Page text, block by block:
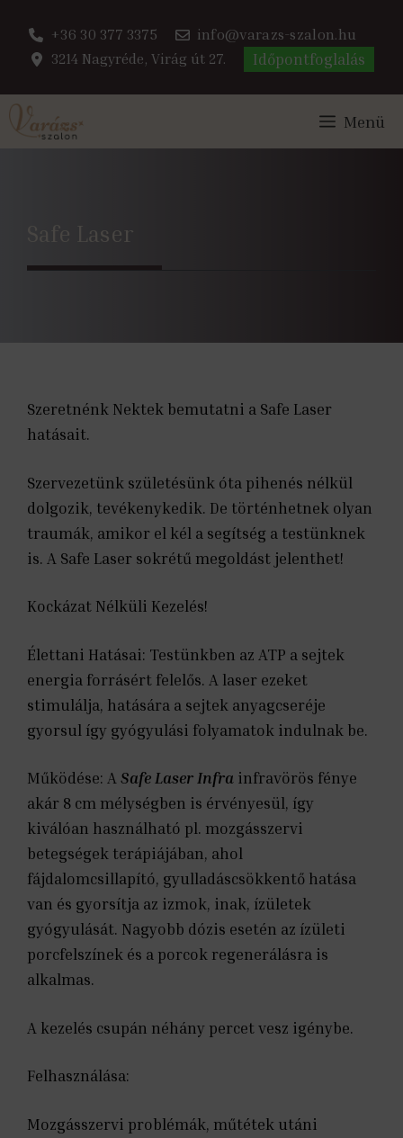
tartalomba
+36 30 377 3375
info@varazs-szalon.hu
3214 Nagyréde, Virág út 27.
Időpontfoglalás
Menü
Safe Laser
Szeretnénk Nektek bemutatni a Safe Laser
hatásait.
Szervezetünk születésünk óta pihenés nélkül
dolgozik, tevékenykedik. De történhetnek olyan
traumák, amikor el kél a segítség a testünknek
is. A Safe Laser sokrétű megoldást jelenthet!
Kockázat Nélküli Kezelés!
Élettani Hatásai: Testünkben az ATP a sejtek
energia forrásért felelős. A laser ezeket
stimulálja, hatására a sejtek anyagcseréje
gyorsul így gyógyulási folyamatok indulnak be.
Működése: A Safe Laser Infra infravörös fénye
akár 8 cm mélységben is érvényesül, így
kiválóan használható pl. mozgásszervi
betegségek terápiájában, ahol
fájdalomcsillapító, gyulladáscsökkentő hatása
van és gyorsítja az izmok, inak, ízületek
gyógyulását. Nagyobb dózis esetén az ízületi
porcfelszínek és a porcok regenerálásra is
alkalmas.
A kezelés csupán néhány percet vesz igénybe.
Felhasználása:
Mozgásszervi problémák, műtétek utáni